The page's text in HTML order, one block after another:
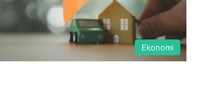
Ekonomi